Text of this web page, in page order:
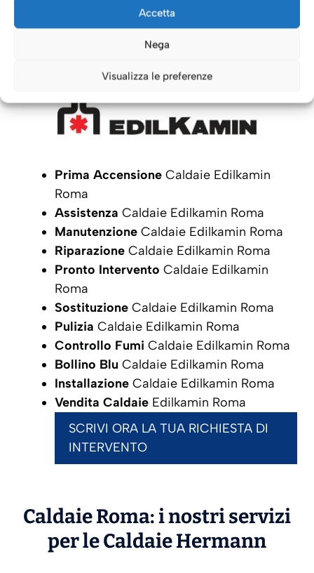
Accetta
Nega
Visualizza le preferenze
Caldaie Roma: i nostri servizi
per le CaldaieEdilkamin
Prima Accensione Caldaie Edilkamin
Roma
Assistenza Caldaie Edilkamin Roma
Manutenzione Caldaie Edilkamin Roma
Riparazione Caldaie Edilkamin Roma
Pronto Intervento Caldaie Edilkamin
Roma
Sostituzione Caldaie Edilkamin Roma
Pulizia Caldaie Edilkamin Roma
Controllo Fumi Caldaie Edilkamin Roma
Bollino Blu Caldaie Edilkamin Roma
Installazione Caldaie Edilkamin Roma
Vendita Caldaie Edilkamin Roma
SCRIVI ORA LA TUA RICHIESTA DI
INTERVENTO
Caldaie Roma: i nostri servizi
per le CaldaieHermann